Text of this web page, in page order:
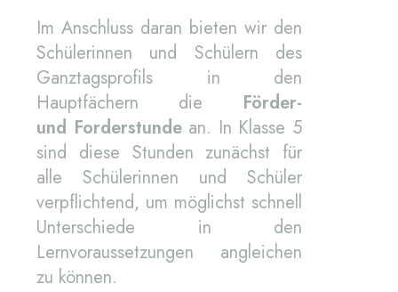
Im Anschluss daran bieten wir den
Schülerinnen und Schülern des
Ganztagsprofils in den
Hauptfächern die Förder-
und Forderstundean. In Klasse 5
sind diese Stunden zunächst für
alle Schülerinnen und Schüler
verpflichtend, um möglichst schnell
Unterschiede in den
Lernvoraussetzungen angleichen
zu können.